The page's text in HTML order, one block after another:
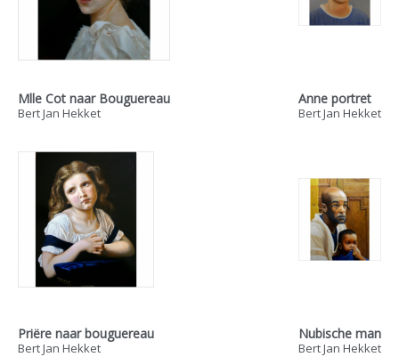
Mlle Cot naar Bouguereau
Bert Jan Hekket
Anne portret
Bert Jan Hekket
Priëre naar bouguereau
Bert Jan Hekket
Nubische man
Bert Jan Hekket